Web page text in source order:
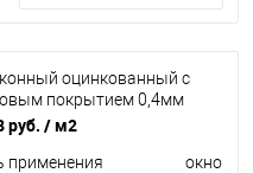
оцинкованный c
покрытием 0,4мм
625 мм RAL 7040
руб. / м2
применения окно